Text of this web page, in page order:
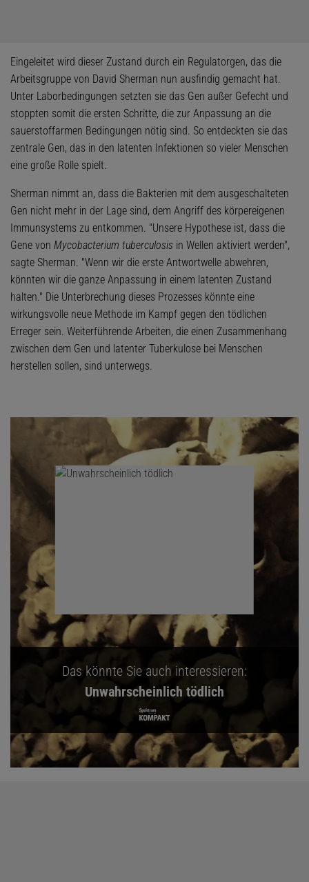
Eingeleitet wird dieser Zustand durch ein Regulatorgen, das die
Arbeitsgruppe von David Sherman nun ausfindig gemacht hat.
Unter Laborbedingungen setzten sie das Gen außer Gefecht und
stoppten somit die ersten Schritte, die zur Anpassung an die
sauerstoffarmen Bedingungen nötig sind. So entdeckten sie das
zentrale Gen, das in den latenten Infektionen so vieler Menschen
eine große Rolle spielt.
Sherman nimmt an, dass die Bakterien mit dem ausgeschalteten
Gen nicht mehr in der Lage sind, dem Angriff des körpereigenen
Immunsystems zu entkommen. "Unsere Hypothese ist, dass die
Gene von Mycobacterium tuberculosis in Wellen aktiviert werden",
sagte Sherman. "Wenn wir die erste Antwortwelle abwehren,
könnten wir die ganze Anpassung in einem latenten Zustand
halten." Die Unterbrechung dieses Prozesses könnte eine
wirkungsvolle neue Methode im Kampf gegen den tödlichen
Erreger sein. Weiterführende Arbeiten, die einen Zusammenhang
zwischen dem Gen und latenter Tuberkulose bei Menschen
herstellen sollen, sind unterwegs.
Das könnte Sie auch interessieren:
Unwahrscheinlich tödlich